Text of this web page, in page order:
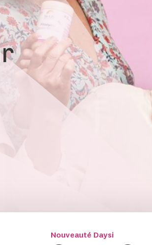
Approvisionnement &
traçabilité
Contrôle & qualité
Durabilité
B Corp™
Nouveauté Daysi